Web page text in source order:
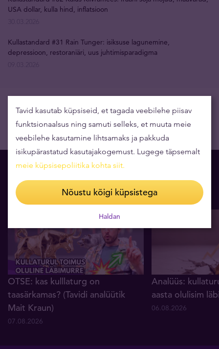
USA dollar, kulla hind, inflatsioon
Kullastandard #31 Rain Tunger: isiksuse lagunemine,
depressioon, restoraniäri, uus juhtimisparadigma
Lugemissoovitus Teile
OTSE: kas kulllaturg on
taasärkamas? (Tavidi analüütik
Mait Kraun)
07.08.2026
Analüüs:
aasta olulisim
06.08.2026
Tavid kasutab küpsiseid, et tagada veebilehe piisav
funktsionaalsus ning samuti selleks, et muuta meie
veebilehe kasutamine lihtsamaks ja pakkuda
isikupärastatud kasutajakogemust. Lugege täpsemalt
meie küpsisepoliitika kohta siit.
Nõustu kõigi küpsistega
Haldan